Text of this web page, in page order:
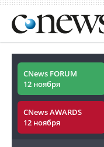
CNews FORUM
12 ноября
CNews AWARDS
12 ноября